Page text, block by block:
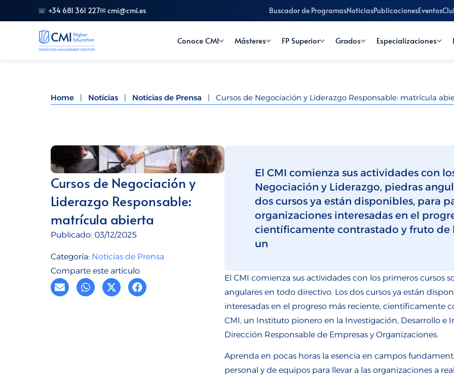
☏ +34 681 361 227✉ cmi@cmi.es Buscador de ProgramasNoticiasPublicacionesEventos
Conoce CMI Másteres FP Superior Grados Especializaciones
Home | Noticias | Noticias de Prensa | Cursos de Negociación y Liderazgo Responsable: matrícula
Cursos de Negociación y
Liderazgo Responsable:
matrícula abierta
Publicado: 03/12/2025
Categoría: Noticias de Prensa
Comparte este artículo
El CMI comienza sus actividades con
Negociación y Liderazgo, piedras
dos cursos ya están disponibles, para
organizaciones interesadas en el
científicamente contrastado y fruto de
un
El CMI comienza sus actividades con los primeros cursos
angulares en todo directivo. Los dos cursos ya están
interesadas en el progreso más reciente, científicamente
CMI, un Instituto pionero en la Investigación, Desarrollo e
Dirección Responsable de Empresas y Organizaciones.
Aprenda en pocas horas la esencia en campos
personal y de equipos para llevar a las organizaciones a